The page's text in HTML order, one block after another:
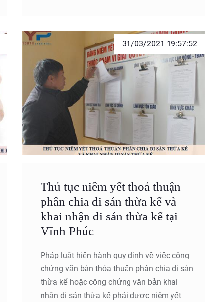
khởi kiện như thế nào? Bài viết dưới đây
của Công ty Luật TNHH Youth & Partners
chúng tôi sẽ hướng dẫn bạn các vấn đề
liên quan đến thủ tục khởi kiện đòi bồi
thường theo quy định của pháp luật hiện
31/03/2021 19:57:52
Thủ tục niêm yết thoả thuận
phân chia di sản thừa kế và
khai nhận di sản thừa kế tại
Vĩnh Phúc
Pháp luật hiện hành quy định về việc công
chứng văn bản thỏa thuận phân chia di sản
thừa kế hoặc công chứng văn bản khai
nhận di sản thừa kế phải được niêm yết